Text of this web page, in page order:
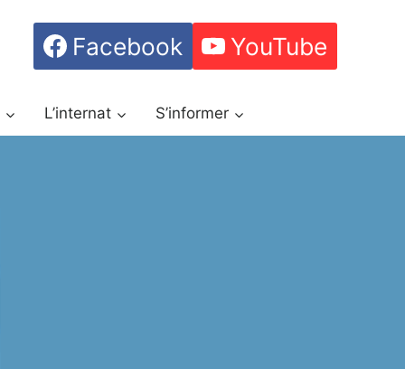
Facebook YouTube
L’internat S’informer